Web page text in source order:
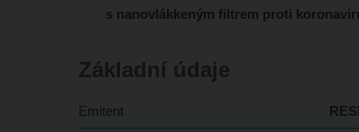
s nanovlákkeným filtrem proti
Základní údaje
Emitent